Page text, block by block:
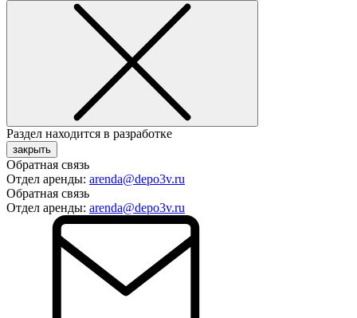
Раздел находится в разработке
закрыть
Обратная связь
Отдел аренды: arenda@depo3v.ru
Обратная связь
Отдел аренды: arenda@depo3v.ru